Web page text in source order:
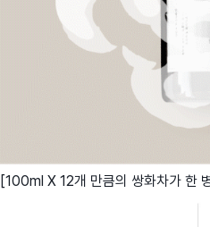
[100ml X 12개 만큼의 쌍화차가 한